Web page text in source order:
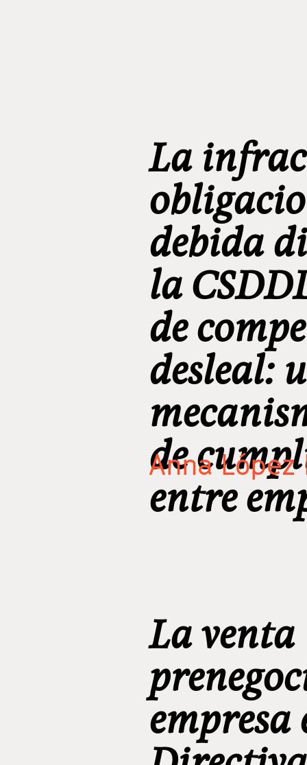
La
debida
la
de
desleal:
de
entre
Anna
La venta
empresa